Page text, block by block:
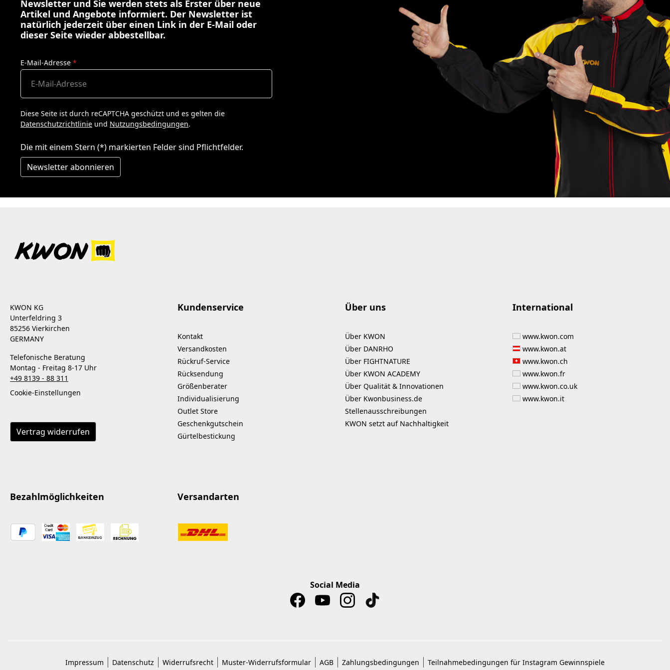
Newsletter und Sie werden stets als Erster über neue
Artikel und Angebote informiert. Der Newsletter ist
natürlich jederzeit über einen Link in der E-Mail oder
dieser Seite wieder abbestellbar.
E-Mail-Adresse *
Diese Seite ist durch reCAPTCHA geschützt und es gelten die
Datenschutzrichtlinie und Nutzungsbedingungen.
Die mit einem Stern (*) markierten Felder sind Pflichtfelder.
Newsletter abonnieren
KWON KG
Unterfeldring 3
85256 Vierkirchen
GERMANY
Telefonische Beratung
Montag - Freitag 8-17 Uhr
+49 8139 - 88 311
Cookie-Einstellungen
Vertrag widerrufen
Kundenservice
Kontakt
Versandkosten
Rückruf-Service
Rücksendung
Größenberater
Individualisierung
Outlet Store
Geschenkgutschein
Gürtelbestickung
Über uns
Über KWON
Über DANRHO
Über FIGHTNATURE
Über KWON ACADEMY
Über Qualität & Innovationen
Über Kwonbusiness.de
Stellenausschreibungen
KWON setzt auf Nachhaltigkeit
International
www.kwon.com
www.kwon.at
www.kwon.ch
www.kwon.fr
www.kwon.co.uk
www.kwon.it
Bezahlmöglichkeiten Versandarten
Social Media
Impressum Datenschutz Widerrufsrecht Muster-Widerrufsformular AGB Zahlungsbedingungen Teilnahmebedingungen für Instagram Gewinnspiele